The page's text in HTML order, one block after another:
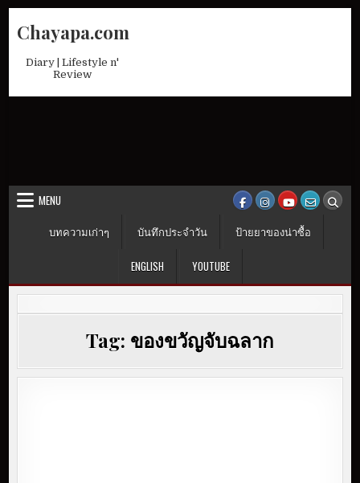
Chayapa.com
Diary | Lifestyle n'
Review
MENU
บทความเก่าๆ
บันทึกประจำวัน ป้ายยาของน่าซื้อ
ENGLISH YOUTUBE
Tag: ของขวัญจับฉลาก